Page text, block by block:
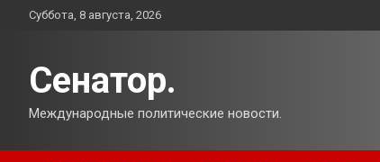
ПерейтиСуббота, 8 августа, 2026
Сенатор.
Международные политические новости.